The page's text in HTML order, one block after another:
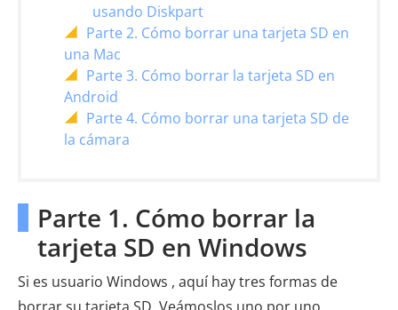
usando Diskpart
Parte 2. Cómo borrar una tarjeta SD en
una Mac
Parte 3. Cómo borrar la tarjeta SD en
Android
Parte 4. Cómo borrar una tarjeta SD de
la cámara
Parte 1. Cómo borrar la
tarjeta SD en Windows
Si es usuario Windows , aquí hay tres formas de